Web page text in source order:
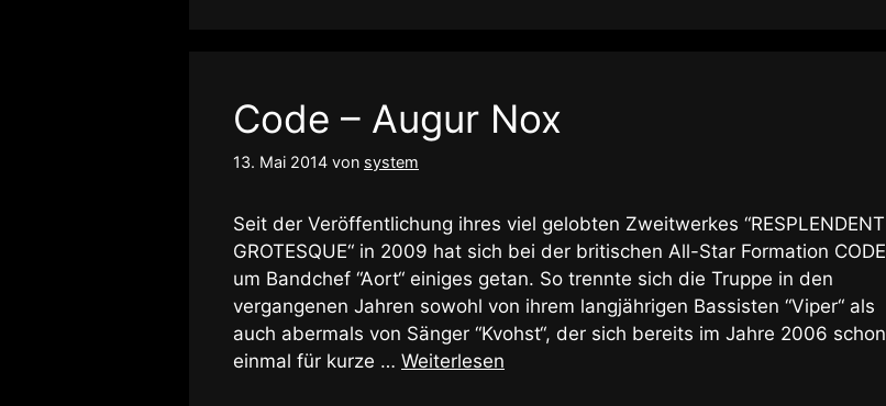
Code – Augur Nox
13. Mai 2014 von system
Seit der Veröffentlichung ihres viel gelobten Zweitwerkes “RESPLENDENT
GROTESQUE“ in 2009 hat sich bei der britischen All-Star Formation CODE
um Bandchef “Aort“ einiges getan. So trennte sich die Truppe in den
vergangenen Jahren sowohl von ihrem langjährigen Bassisten “Viper“ als
auch abermals von Sänger “Kvohst“, der sich bereits im Jahre 2006 schon
einmal für kurze … Weiterlesen